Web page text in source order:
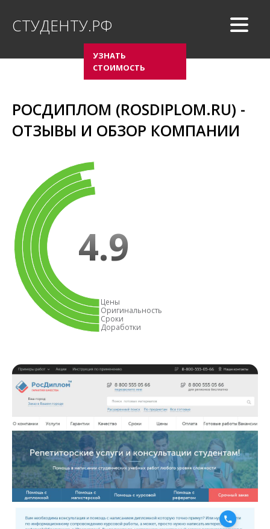
СТУДЕНТУ.РФ
УЗНАТЬ
СТОИМОСТЬ
РОСДИПЛОМ (ROSDIPLOM.RU) -
ОТЗЫВЫ И ОБЗОР КОМПАНИИ
4.9
Цены
Оригинальность
Сроки
Доработки